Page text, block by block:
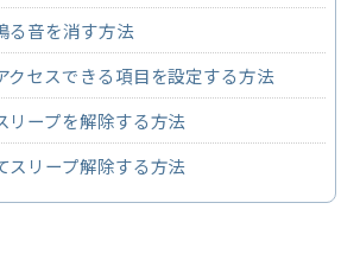
る音を消す方法
クセスできる項目を設定する方法
リープを解除する方法
スリープ解除する方法